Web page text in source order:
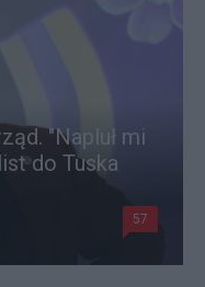
"Napluł mi
do Tuska
57